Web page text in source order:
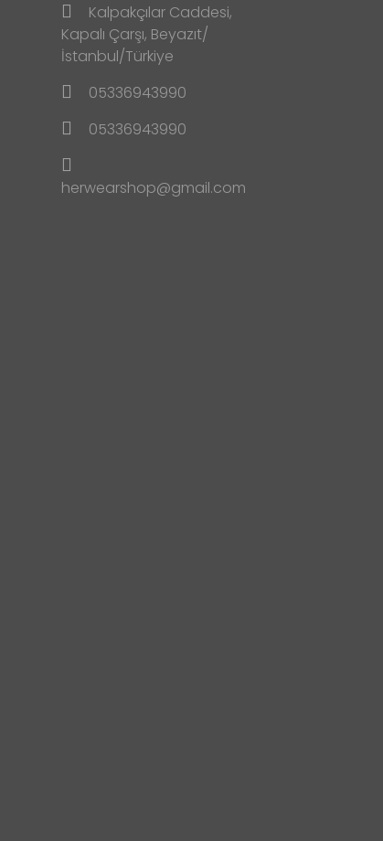
Kalpakçılar Caddesi,
Kapalı Çarşı, Beyazıt/
İstanbul/Türkiye
05336943990
05336943990
herwearshop@gmail.com